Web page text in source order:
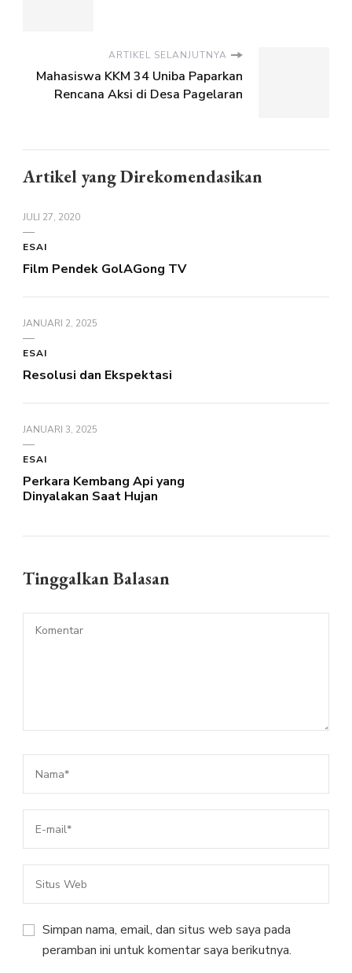
ARTIKEL SELANJUTNYA
Mahasiswa KKM 34 Uniba Paparkan
Rencana Aksi di Desa Pagelaran
Artikel yang Direkomendasikan
JULI 27, 2020
ESAI
Film Pendek GolAGong TV
JANUARI 2, 2025
ESAI
Resolusi dan Ekspektasi
JANUARI 3, 2025
ESAI
Perkara Kembang Api yang
Dinyalakan Saat Hujan
Tinggalkan Balasan
Simpan nama, email, dan situs web saya pada
peramban ini untuk komentar saya berikutnya.